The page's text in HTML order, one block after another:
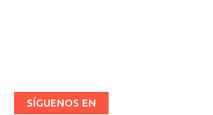
SÍGUENOS EN